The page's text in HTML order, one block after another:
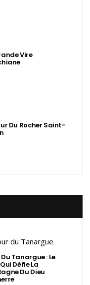
Vire
Du Rocher Saint-
Tanargue : Le
Défie La
Du Dieu